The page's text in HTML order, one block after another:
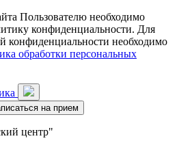
Пользователю необходимо
конфиденциальности. Для
конфиденциальности необходимо
обработки персональных
на прием
центр"